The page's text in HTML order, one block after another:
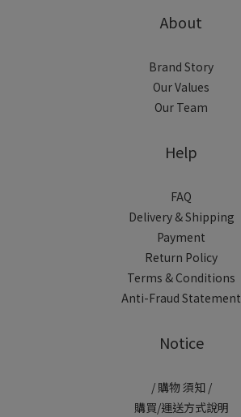
About
Brand Story
Our Values
Our Team
Help
FAQ
Delivery & Shipping
Payment
Return Policy
Terms & Conditions
Anti-Fraud Statement
Notice
/ 購物 須知 /
購買/運送方式說明